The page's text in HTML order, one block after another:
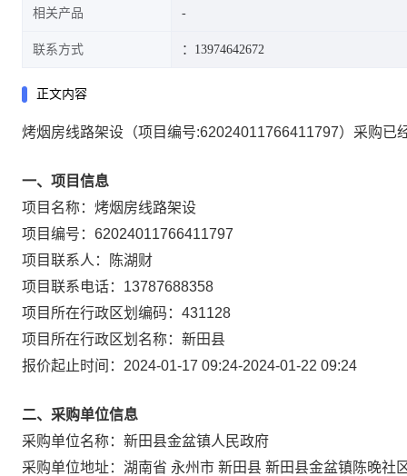
相关产品
联系方式 ：13974642672
正文内容
烤烟房线路架设 （项目编号:62024011766411797）采购已
一、项目信息
项目名称： 烤烟房线路架设
项目编号： 62024011766411797
项目联系人：
陈湖财
项目联系电话： 13787688358
项目所在行政区划编码： 431128
项目所在行政区划名称： 新田县
报价起止时间： 2024-01-17 09:24-2024-01-22 09:24
二、采购单位信息
采购单位名称： 新田县金盆镇人民政府
采购单位地址： 湖南省 永州市 新田县 新田县金盆镇陈晚社